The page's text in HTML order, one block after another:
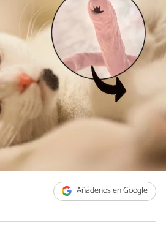
Añádenos en Google